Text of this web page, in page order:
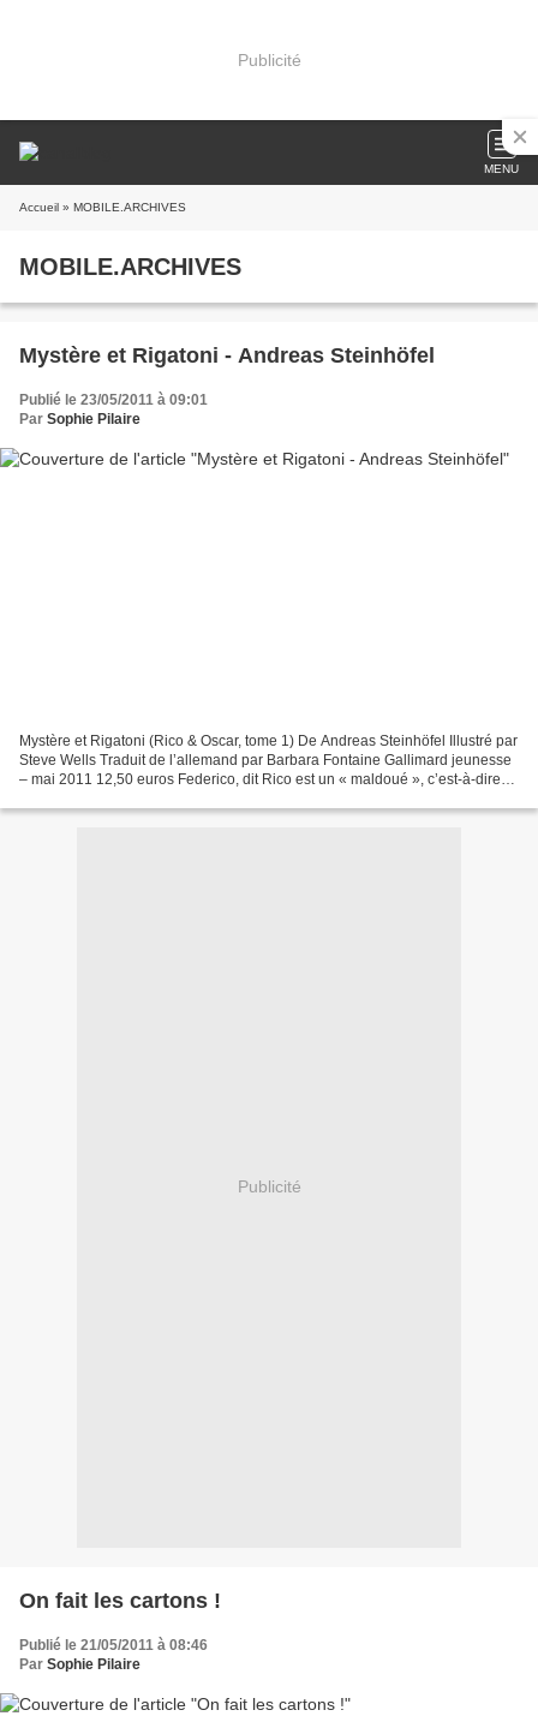
Publicité
MENU
Accueil » MOBILE.ARCHIVES
MOBILE.ARCHIVES
Mystère et Rigatoni - Andreas Steinhöfel
Publié le 23/05/2011 à 09:01
Par Sophie Pilaire
Mystère et Rigatoni (Rico & Oscar, tome 1) De Andreas Steinhöfel Illustré par
Steve Wells Traduit de l’allemand par Barbara Fontaine Gallimard jeunesse
– mai 2011 12,50 euros Federico, dit Rico est un « maldoué », c’est-à-dire
Publicité
On fait les cartons !
Publié le 21/05/2011 à 08:46
Par Sophie Pilaire